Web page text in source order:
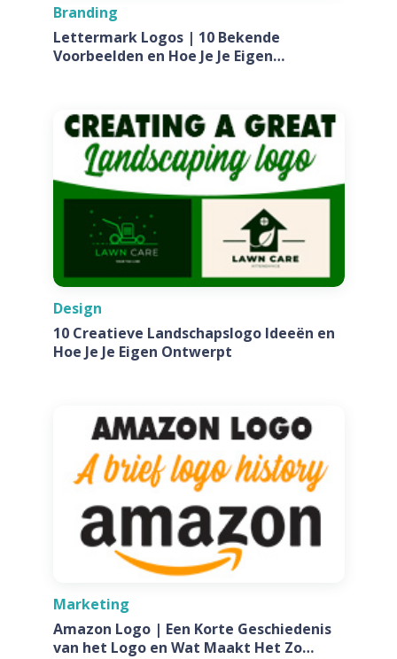
Branding
Lettermark Logos | 10 Bekende
Voorbeelden en Hoe Je Je Eigen
Design
10 Creatieve Landschapslogo Ideeën en
Hoe Je Je Eigen Ontwerpt
Marketing
Amazon Logo | Een Korte Geschiedenis
van het Logo en Wat Maakt Het Zo